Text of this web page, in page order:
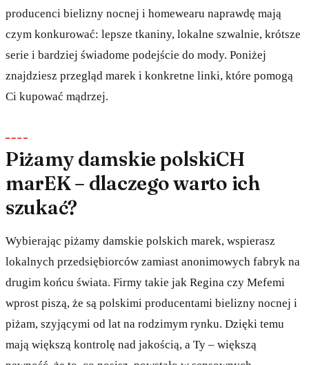
producenci bielizny nocnej i homewearu naprawdę mają
czym konkurować: lepsze tkaniny, lokalne szwalnie, krótsze
serie i bardziej świadome podejście do mody. Poniżej
znajdziesz przegląd marek i konkretne linki, które pomogą
Ci kupować mądrzej.
Piżamy damskie polskiCH
marEK – dlaczego warto ich
szukać?
Wybierając piżamy damskie polskich marek, wspierasz
lokalnych przedsiębiorców zamiast anonimowych fabryk na
drugim końcu świata. Firmy takie jak Regina czy Mefemi
wprost piszą, że są polskimi producentami bielizny nocnej i
piżam, szyjącymi od lat na rodzimym rynku. Dzięki temu
mają większą kontrolę nad jakością, a Ty – większą